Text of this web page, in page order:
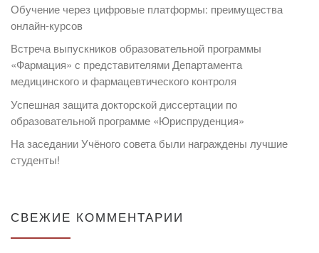
Обучение через цифровые платформы: преимущества
онлайн-курсов
Встреча выпускников образовательной программы
«Фармация» с представителями Департамента
медицинского и фармацевтического контроля
Успешная защита докторской диссертации по
образовательной программе «Юриспруденция»
На заседании Учёного совета были награждены лучшие
студенты!
СВЕЖИЕ КОММЕНТАРИИ